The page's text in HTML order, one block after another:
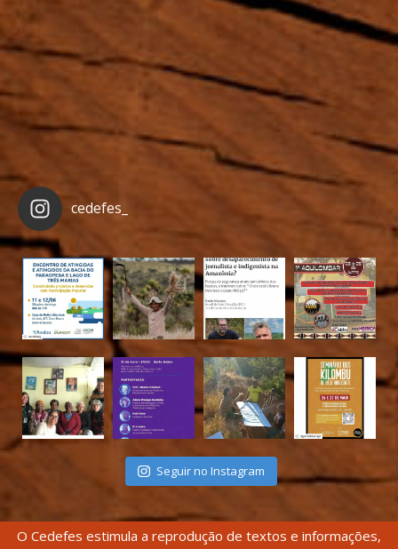
cedefes_
Seguir no Instagram
O Cedefes estimula a reprodução de textos e informações,